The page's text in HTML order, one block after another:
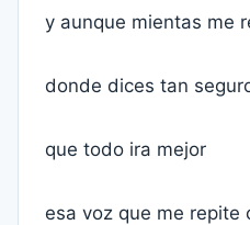
y aunque mientas me
donde dices tan
que todo ira mejor
esa voz que me repite